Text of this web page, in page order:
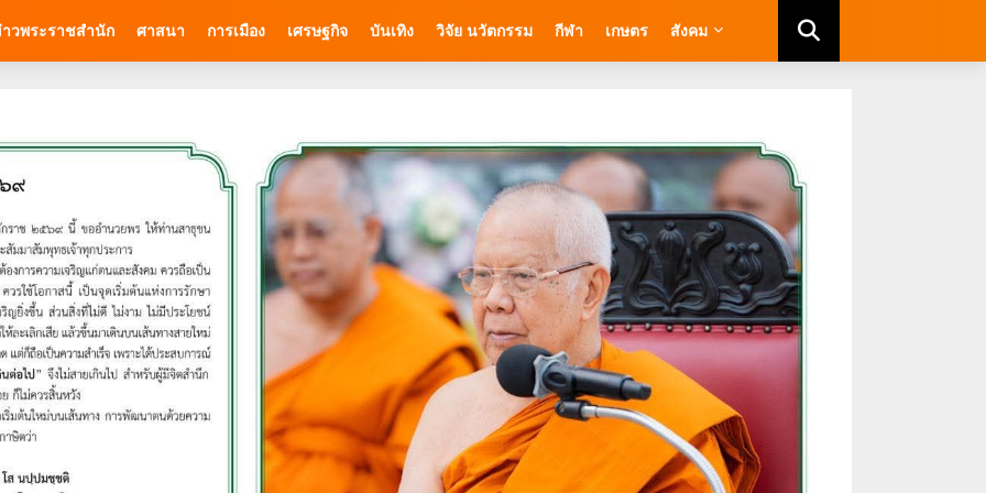
วพระราชสำนัก ศาสนา การเมือง เศรษฐกิจ บันเทิง วิจัย นวัตกรรม กีฬา เกษตร สังคม